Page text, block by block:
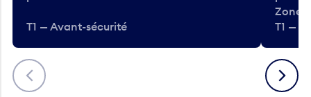
Précédent
T1 — Avant-sécurité
Zone.
T1 —
Suivant